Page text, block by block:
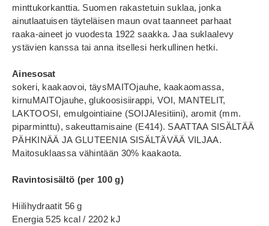
minttukorkanttia. Suomen rakastetuin suklaa, jonka
ainutlaatuisen täyteläisen maun ovat taanneet parhaat
raaka-aineet jo vuodesta 1922 saakka. Jaa suklaalevy
ystävien kanssa tai anna itsellesi herkullinen hetki.
Ainesosat
sokeri, kaakaovoi, täysMAITOjauhe, kaakaomassa,
kirnuMAITOjauhe, glukoosisiirappi, VOI, MANTELIT,
LAKTOOSI, emulgointiaine (SOIJAlesitiini), aromit (mm.
piparminttu), sakeuttamisaine (E414). SAATTAA SISÄLTÄÄ
PÄHKINÄÄ JA GLUTEENIA SISÄLTÄVÄÄ VILJAA.
Maitosuklaassa vähintään 30% kaakaota.
Ravintosisältö (per 100 g)
Hiilihydraatit 56 g
Energia 525 kcal / 2202 kJ